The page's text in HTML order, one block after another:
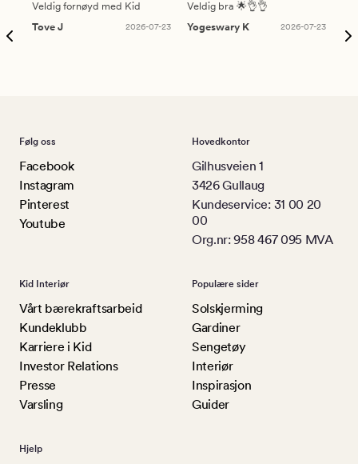
Veldig fornøyd med Kid
Tove J
2026-07-23
Veldig bra 🌟👌👌
Yogeswary K
2026-07-23
Følg oss
Facebook
Instagram
Pinterest
Youtube
Hovedkontor
Gilhusveien 1
3426 Gullaug
Kundeservice: 31 00 20
00
Org.nr: 958 467 095 MVA
Kid Interiør
Vårt bærekraftsarbeid
Kundeklubb
Karriere i Kid
Investor Relations
Presse
Varsling
Populære sider
Solskjerming
Gardiner
Sengetøy
Interiør
Inspirasjon
Guider
Hjelp